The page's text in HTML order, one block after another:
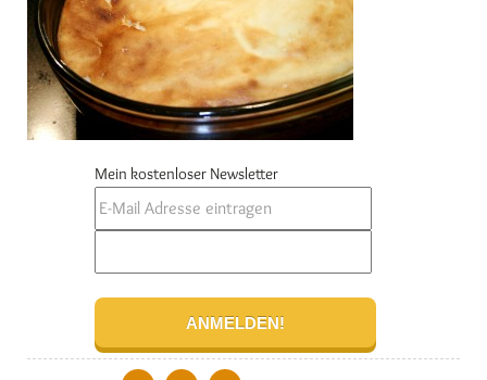
Mein kostenloser Newsletter